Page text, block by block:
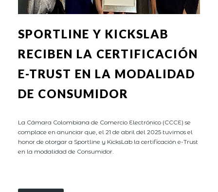
SPORTLINE Y KICKSLAB
RECIBEN LA CERTIFICACIÓN
E-TRUST EN LA MODALIDAD
DE CONSUMIDOR
La Cámara Colombiana de Comercio Electrónico (CCCE) se
complace en anunciar que, el 21 de abril del 2025 tuvimos el
honor de otorgar a Sportline y KicksLab la certificación e-Trust
en la modalidad de Consumidor.